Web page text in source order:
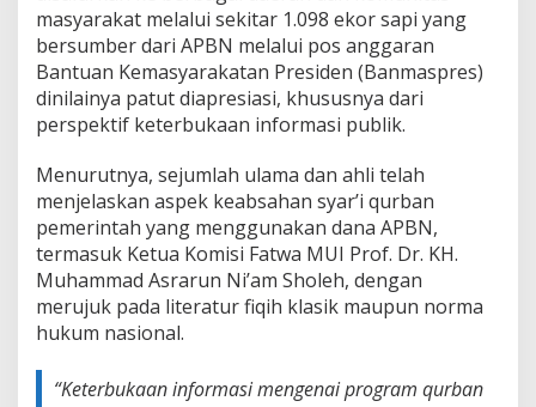
masyarakat melalui sekitar 1.098 ekor sapi yang
bersumber dari APBN melalui pos anggaran
Bantuan Kemasyarakatan Presiden (Banmaspres)
dinilainya patut diapresiasi, khususnya dari
perspektif keterbukaan informasi publik.
Menurutnya, sejumlah ulama dan ahli telah
menjelaskan aspek keabsahan syar’i qurban
pemerintah yang menggunakan dana APBN,
termasuk Ketua Komisi Fatwa MUI Prof. Dr. KH.
Muhammad Asrarun Ni’am Sholeh, dengan
merujuk pada literatur fiqih klasik maupun norma
hukum nasional.
“Keterbukaan informasi mengenai program qurban